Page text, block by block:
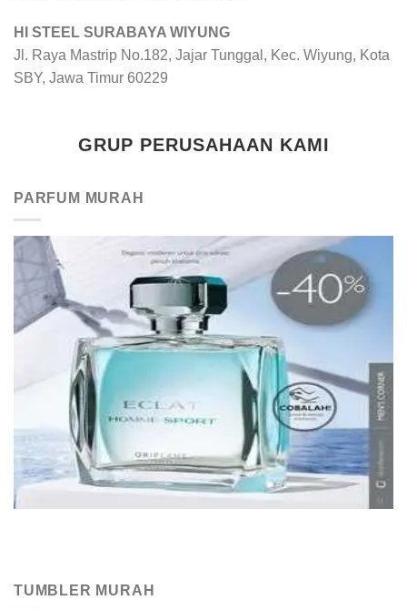
HI STEEL SURABAYA WIYUNG
Jl. Raya Mastrip No.182, Jajar Tunggal, Kec. Wiyung, Kota
SBY, Jawa Timur 60229
GRUP PERUSAHAAN KAMI
PARFUM MURAH
TUMBLER MURAH